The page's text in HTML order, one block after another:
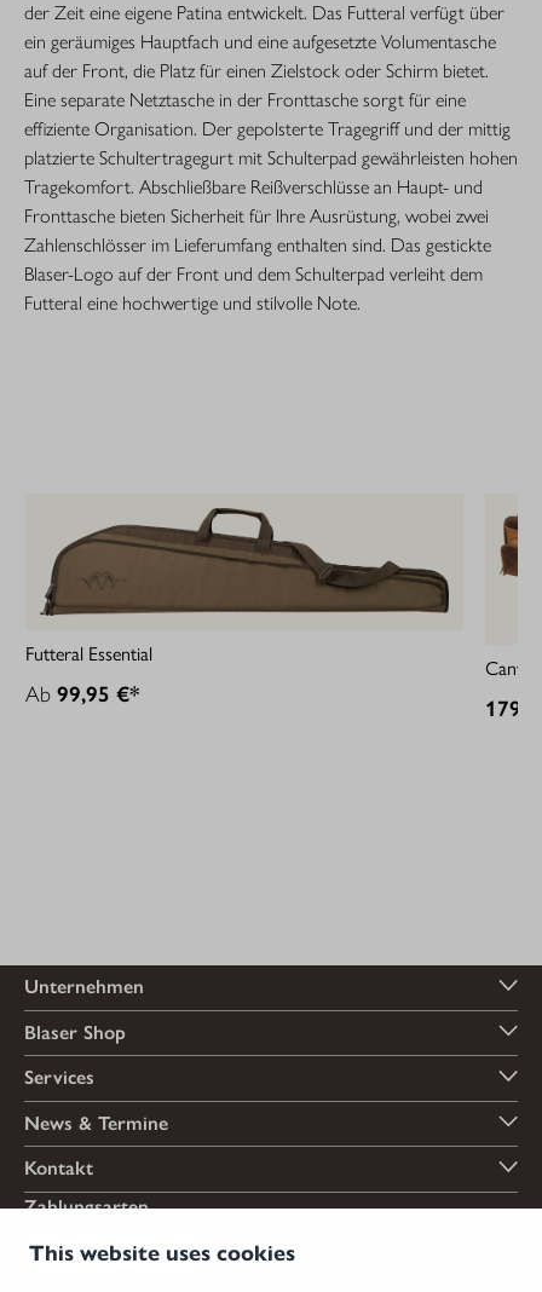
This website uses cookies
der Zeit eine eigene Patina entwickelt. Das Futteral verfügt über
ein geräumiges Hauptfach und eine aufgesetzte Volumentasche
auf der Front, die Platz für einen Zielstock oder Schirm bietet.
Eine separate Netztasche in der Fronttasche sorgt für eine
effiziente Organisation. Der gepolsterte Tragegriff und der mittig
platzierte Schultertragegurt mit Schulterpad gewährleisten hohen
Tragekomfort. Abschließbare Reißverschlüsse an Haupt- und
Fronttasche bieten Sicherheit für Ihre Ausrüstung, wobei zwei
Zahlenschlösser im Lieferumfang enthalten sind. Das gestickte
Blaser-Logo auf der Front und dem Schulterpad verleiht dem
Futteral eine hochwertige und stilvolle Note.
Futteral Essential
Ab 99,95 €*
Unternehmen
Blaser Shop
Services
News & Termine
Kontakt
Zahlungsarten